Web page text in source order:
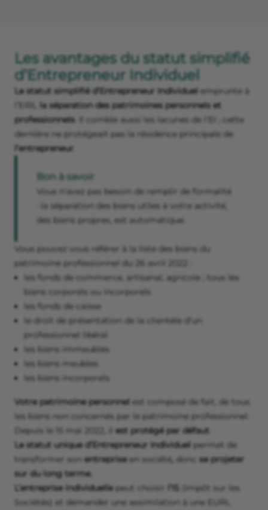
Les avantages du statut simplifié
d’Entrepreneur Individuel
Le statut simplifié d’Entrepreneur Individuel emprunte à
l’EIRL
la séparation des patrimoines personnels et
professionnels. Il comble aussi les lacunes de l’EI ; cette
dernière ne protégeait pas la résidence principale de
l’entrepreneur
Bon à savoir
Vous n’avez pas besoin de remplir de formalité
: la séparation des biens utiles à votre activité,
des biens propres, est automatique.
Vous pouvez vous référer à la liste des biens du
patrimoine professionnel du 26 avril 2022 :
les fonds de commerce, artisanal, agricole ; tous les
biens corporels ou incorporels
les fonds de caisse
le droit de présentation de la clientèle d’un
professionnel libéral
les biens immeubles
les biens meubles
les biens incorporels
Votre patrimoine personnel est composé de fait, de tous
les biens non concernés par le patrimoine professionnel.
Depuis le 15 mai 2022, il est protégé par défaut
Le statut unique d’Entrepreneur Individuel permet de
transformer son entrepriseen société donc se projeter
sur du long terme.
L’entreprise individuellepeut choisir l’IS
(Impôt sur les
Sociétés) et demander une assimilation à une EURL